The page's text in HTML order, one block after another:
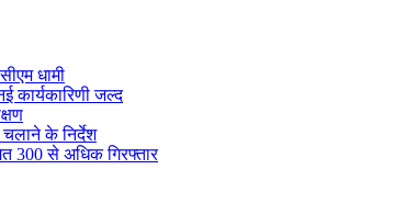
धामी
कार्यकारिणी जल्द
के निर्देश
300 से अधिक गिरफ्तार